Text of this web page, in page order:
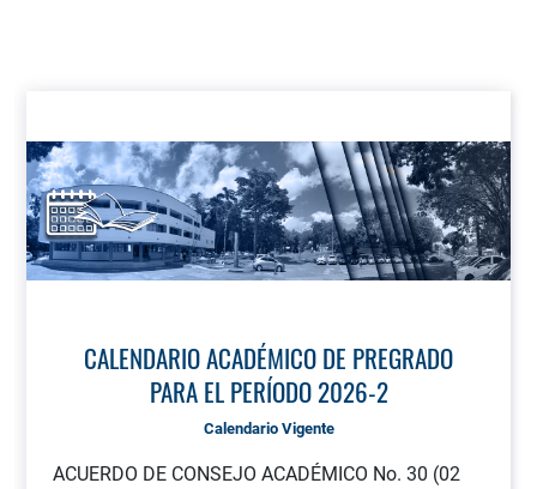
CALENDARIO ACADÉMICO DE PREGRADO
PARA EL PERÍODO 2026-2
Calendario Vigente
ACUERDO DE CONSEJO ACADÉMICO No. 30 (02